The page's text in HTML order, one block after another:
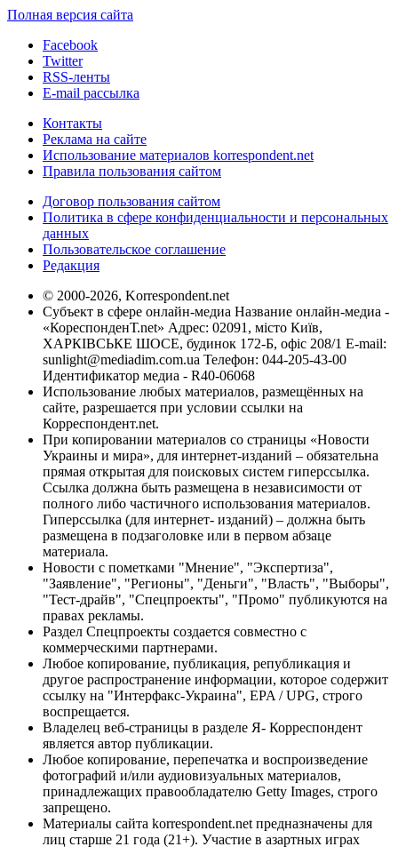
Полная версия сайта
Facebook
Twitter
RSS-ленты
E-mail рассылка
Контакты
Реклама на сайте
Использование материалов korrespondent.net
Правила пользования сайтом
Договор пользования сайтом
Политика в сфере конфиденциальности и персональных
данных
Пользовательское соглашение
Редакция
© 2000-2026, Korrespondent.net
Субъект в сфере онлайн-медиа Название онлайн-медиа -
«КореспонденТ.net» Адрес: 02091, місто Київ,
ХАРКІВСЬКЕ ШОСЕ, будинок 172-Б, офіс 208/1 E-mail:
sunlight@mediadim.com.ua Телефон: 044-205-43-00
Идентификатор медиа - R40-06068
Использование любых материалов, размещённых на
сайте, разрешается при условии ссылки на
Корреспондент.net.
При копировании материалов со страницы «Новости
Украины и мира», для интернет-изданий – обязательна
прямая открытая для поисковых систем гиперссылка.
Ссылка должна быть размещена в независимости от
полного либо частичного использования материалов.
Гиперссылка (для интернет- изданий) – должна быть
размещена в подзаголовке или в первом абзаце
материала.
Новости с пометками "Мнение", "Экспертиза",
"Заявление", "Регионы", "Деньги", "Власть", "Выборы",
"Тест-драйв", "Спецпроекты", "Промо" публикуются на
правах рекламы.
Раздел Спецпроекты создается совместно с
коммерческими партнерами.
Любое копирование, публикация, републикация и
другое распространение информации, которое содержит
ссылку на "Интерфакс-Украина", EPA / UPG, строго
воспрещается.
Владелец веб-страницы в разделе Я- Корреспондент
является автор публикации.
Любое копирование, перепечатка и воспроизведение
фотографий и/или аудиовизуальных материалов,
принадлежащих правообладателю Getty Images, строго
запрещено.
Материалы сайта korrespondent.net предназначены для
лиц старше 21 года (21+). Участие в азартных играх